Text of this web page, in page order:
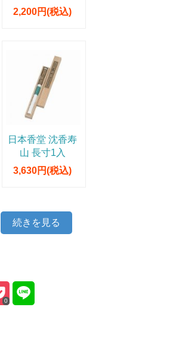
2,200円(税込)
日本香堂 沈香寿
山 長寸1入
3,630円(税込)
続きを見る
0